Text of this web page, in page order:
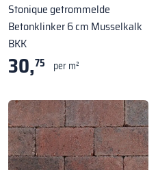
Stonique getrommelde
Betonklinker 6 cm Musselkalk
BKK
30,75 per m²